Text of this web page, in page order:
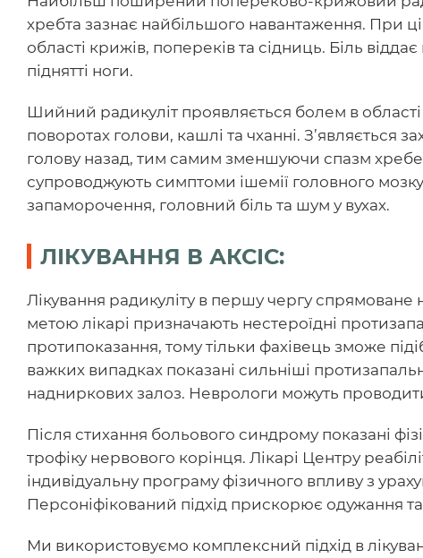
хребта зазнає найбільшого навантаження. При
області крижів, попереків та сідниць. Біль
піднятті ноги.
Шийний радикуліт проявляється болем в
поворотах голови, кашлі та чханні. З’являється
голову назад, тим самим зменшуючи спазм
супроводжують симптоми ішемії головного
запаморочення, головний біль та шум у вухах.
ЛІКУВАННЯ В АКСІС:
Лікування радикуліту в першу чергу
метою лікарі призначають нестероїдні
протипоказання, тому тільки фахівець зможе
важких випадках показані сильніші
надниркових залоз. Неврологи можуть
Після стихання больового синдрому показані
трофіку нервового корінця. Лікарі Центру
індивідуальну програму фізичного впливу з
Персоніфікований підхід прискорює одужання
Ми використовуємо комплексний підхід в